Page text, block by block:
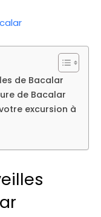
de Bacalar
de Bacalar
excursion à